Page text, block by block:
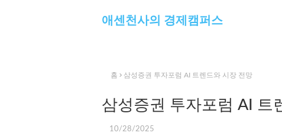
애센천사의 경제캠퍼스
홈 삼성증권 투자포럼 AI 트렌드와 시장 전망
삼성증권 투자포럼 AI 트
10/28/2025